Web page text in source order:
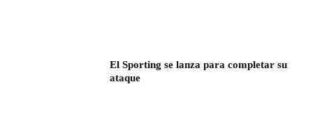
El Sporting se lanza para completar su
ataque